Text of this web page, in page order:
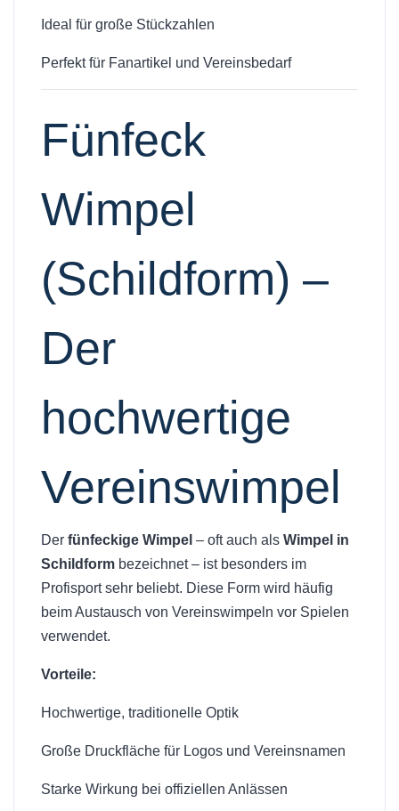
Ideal für große Stückzahlen
Perfekt für Fanartikel und Vereinsbedarf
Fünfeck
Wimpel
(Schildform) –
Der
hochwertige
Vereinswimpel
Der fünfeckige Wimpel – oft auch als Wimpel in
Schildform bezeichnet – ist besonders im
Profisport sehr beliebt. Diese Form wird häufig
beim Austausch von Vereinswimpeln vor Spielen
verwendet.
Vorteile:
Hochwertige, traditionelle Optik
Große Druckfläche für Logos und Vereinsnamen
Starke Wirkung bei offiziellen Anlässen